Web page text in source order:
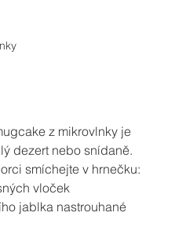
z mikrovlnky je
dezert nebo snídaně.
smíchejte v hrnečku:
vloček
jablka nastrouhané